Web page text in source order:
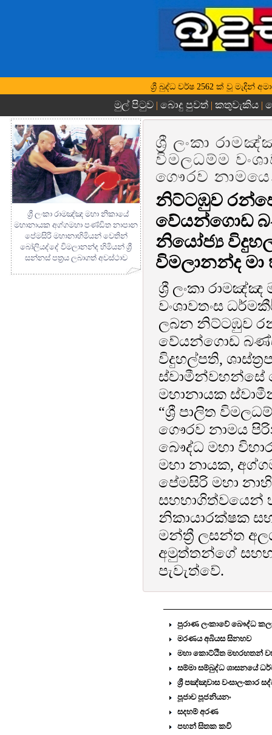
ශ්‍රී බුද්ධ වර්ෂ 2562 ක් වූ මැදින්
මුල් පිටුව | බොදු පුවත් | කතුවැකිය |
ශ්‍රී ලංකා රාමඤ්ඤ මහා නිකායේ
මහානායක අග්ගමහා පණ්ඩිත නාපාන
පේමසිරි මහානාහිමියන් වෙතින්
බෝලියද්දේ විමලානන්ද හිමියන් ශ්‍රී
සන්නස් පත්‍රය ලබාගත් අවස්ථාව
ශ්‍රී ලංකා
විමලධම්ම
ගෞරව
නිට්ටඹුව
වේයන්ගොඩ
නියෝජ්‍ය
විමලානන්ද මා
ශ්‍රී ලංකා
වංශාවතංස
ලබන නිට්ටඹුව
වේයන්ගොඩ
විදුහල්පති,
ස්වාමීන්වහන්සේ
මහානායක
“ශ්‍රී පාලිත
ගෞරව නාමය
බෞද්ධ මහා
මහා නායක,
පේමසිරි මහා
සහභාගිත්වයෙන්
නිකායාරක්ෂක
මන්ත්‍රී ලසන්ත
අමුත්තන්ගේ
පැවැත්වේ.
පුරාණ ලංකාවේ බෞද්ධ
මරණය අබියස සිනහව
මහා කොට්ඨිත මහරහතන්
සම්මා සම්බුද්ධ ශාසනයේ
ශ්‍රී පඤ්ඤාවාස
පූජාච පූජනියනං
සදහම් අරණ
පහන් සිතක කවි